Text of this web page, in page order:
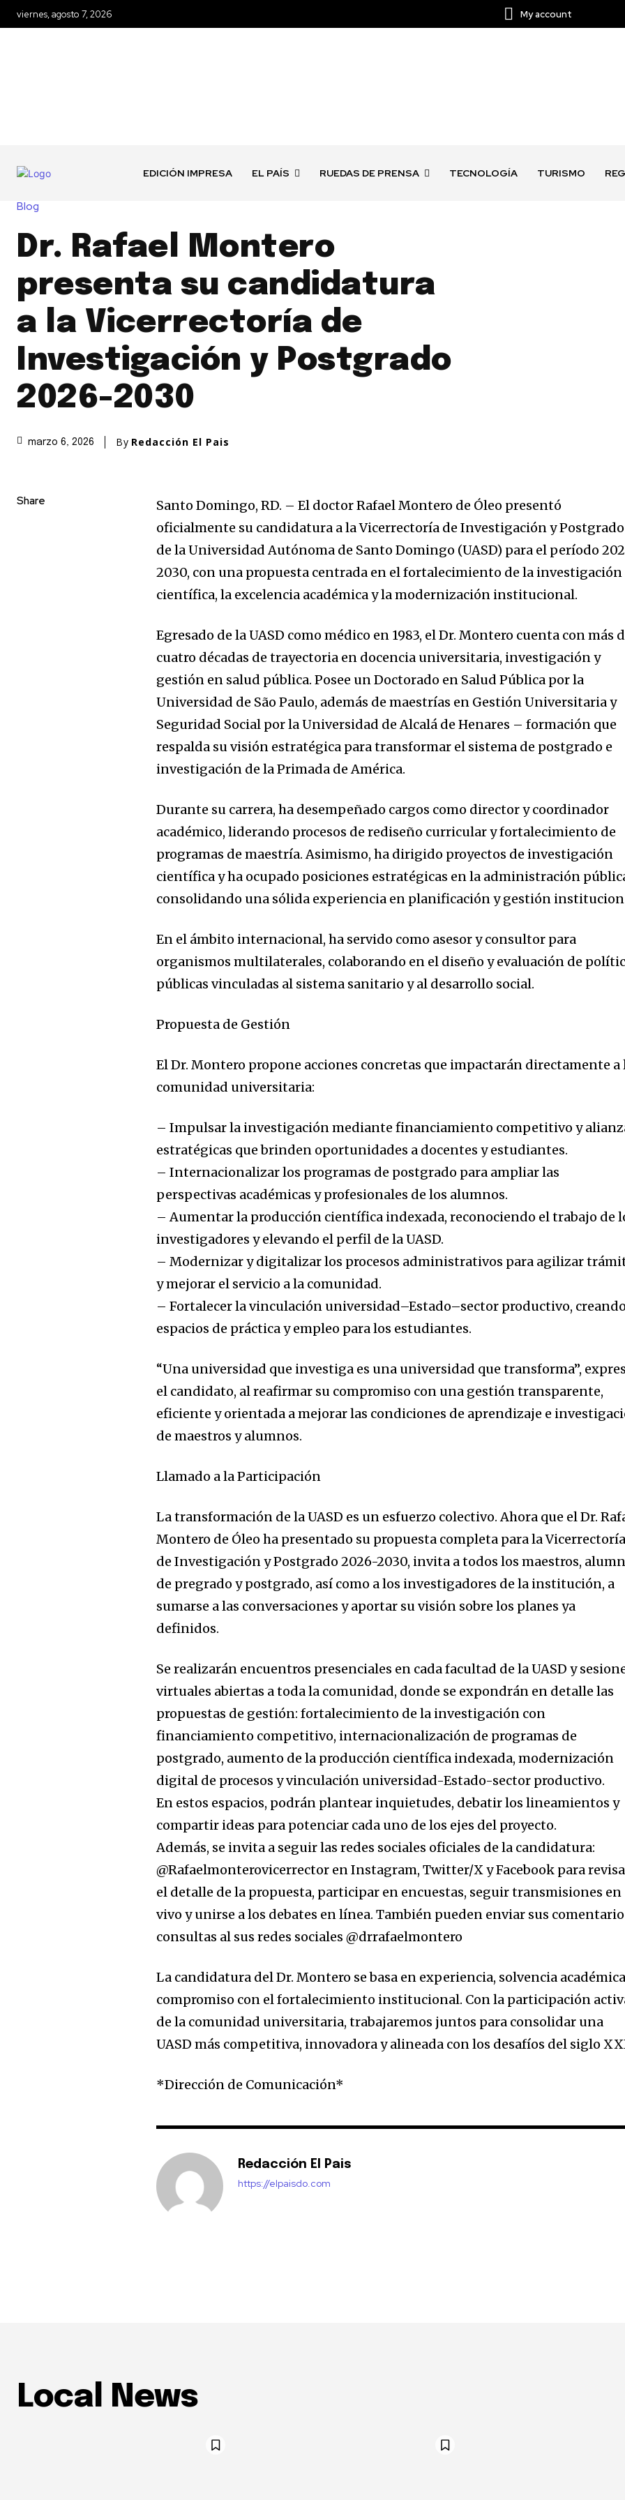
viernes, agosto 7, 2026 My account
EDICIÓN IMPRESA EL PAÍS RUEDAS DE PRENSA TECNOLOGÍA TURISMO
Blog
Dr. Rafael Montero
presenta su candidatura
a la Vicerrectoría de
Investigación y Postgrado
2026-2030
marzo 6, 2026 By Redacción El Pais
Share
Santo Domingo, RD. – El doctor Rafael Montero de Óleo presentó
oficialmente su candidatura a la Vicerrectoría de Investigación y Postgrado
de la Universidad Autónoma de Santo Domingo (UASD) para el período
2030, con una propuesta centrada en el fortalecimiento de la investigación
científica, la excelencia académica y la modernización institucional.
Egresado de la UASD como médico en 1983, el Dr. Montero cuenta con más
cuatro décadas de trayectoria en docencia universitaria, investigación y
gestión en salud pública. Posee un Doctorado en Salud Pública por la
Universidad de São Paulo, además de maestrías en Gestión Universitaria y
Seguridad Social por la Universidad de Alcalá de Henares – formación que
respalda su visión estratégica para transformar el sistema de postgrado e
investigación de la Primada de América.
Durante su carrera, ha desempeñado cargos como director y coordinador
académico, liderando procesos de rediseño curricular y fortalecimiento de
programas de maestría. Asimismo, ha dirigido proyectos de investigación
científica y ha ocupado posiciones estratégicas en la administración
consolidando una sólida experiencia en planificación y gestión
En el ámbito internacional, ha servido como asesor y consultor para
organismos multilaterales, colaborando en el diseño y evaluación de
públicas vinculadas al sistema sanitario y al desarrollo social.
Propuesta de Gestión
El Dr. Montero propone acciones concretas que impactarán directamente a
comunidad universitaria:
– Impulsar la investigación mediante financiamiento competitivo y
estratégicas que brinden oportunidades a docentes y estudiantes.
– Internacionalizar los programas de postgrado para ampliar las
perspectivas académicas y profesionales de los alumnos.
– Aumentar la producción científica indexada, reconociendo el trabajo de
investigadores y elevando el perfil de la UASD.
– Modernizar y digitalizar los procesos administrativos para agilizar
y mejorar el servicio a la comunidad.
– Fortalecer la vinculación universidad–Estado–sector productivo,
espacios de práctica y empleo para los estudiantes.
“Una universidad que investiga es una universidad que transforma”,
el candidato, al reafirmar su compromiso con una gestión transparente,
eficiente y orientada a mejorar las condiciones de aprendizaje e
de maestros y alumnos.
Llamado a la Participación
La transformación de la UASD es un esfuerzo colectivo. Ahora que el Dr.
Montero de Óleo ha presentado su propuesta completa para la
de Investigación y Postgrado 2026-2030, invita a todos los maestros,
de pregrado y postgrado, así como a los investigadores de la institución, a
sumarse a las conversaciones y aportar su visión sobre los planes ya
definidos.
Se realizarán encuentros presenciales en cada facultad de la UASD y
virtuales abiertas a toda la comunidad, donde se expondrán en detalle las
propuestas de gestión: fortalecimiento de la investigación con
financiamiento competitivo, internacionalización de programas de
postgrado, aumento de la producción científica indexada, modernización
digital de procesos y vinculación universidad-Estado-sector productivo.
En estos espacios, podrán plantear inquietudes, debatir los lineamientos y
compartir ideas para potenciar cada uno de los ejes del proyecto.
Además, se invita a seguir las redes sociales oficiales de la candidatura:
@Rafaelmonterovicerrector en Instagram, Twitter/X y Facebook para
el detalle de la propuesta, participar en encuestas, seguir transmisiones en
vivo y unirse a los debates en línea. También pueden enviar sus
consultas al sus redes sociales @drrafaelmontero
La candidatura del Dr. Montero se basa en experiencia, solvencia
compromiso con el fortalecimiento institucional. Con la participación
de la comunidad universitaria, trabajaremos juntos para consolidar una
UASD más competitiva, innovadora y alineada con los desafíos del siglo
*Dirección de Comunicación*
Redacción El Pais
https://elpaisdo.com
Local News